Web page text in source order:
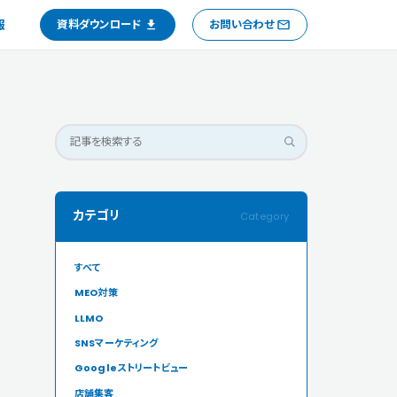
資料ダウンロード お問い合わせ
カテゴリ
すべて
MEO対策
LLMO
SNSマーケティング
Googleストリートビュー
店舗集客